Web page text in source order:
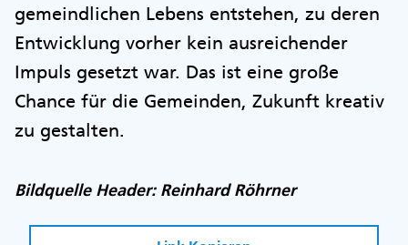
gemeindlichen Lebens entstehen, zu deren
Entwicklung vorher kein ausreichender
Impuls gesetzt war. Das ist eine große
Chance für die Gemeinden, Zukunft kreativ
zu gestalten.
Bildquelle Header: Reinhard Röhrner